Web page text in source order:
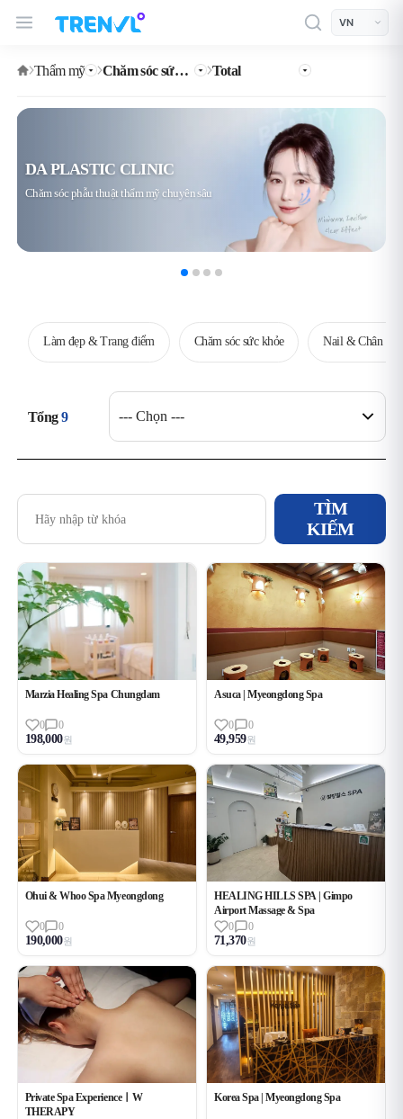
TRENVL Main Header Navigation 언어선택
Thẩm mỹ Chăm sóc sức khỏe Total
DA PLASTIC CLINIC
Chăm sóc phẫu thuật thẩm mỹ chuyên sâu
Làm đẹp & Trang điểm Chăm sóc sức khỏe Nail & Chân
Tổng9
TÌM
KIẾM
Chăm sóc sức khỏe
필터
상품 목록
Marzia Healing Spa Chungdam
0 0
198,000원
Asuca | Myeongdong Spa
0 0
49,959원
Ohui & Whoo Spa Myeongdong
0 0
190,000원
HEALING HILLS SPA | Gimpo
Airport Massage & Spa
0
0
71,370원
Private Spa ExperienceㅣW
THERAPY
Korea Spa | Myeongdong Spa